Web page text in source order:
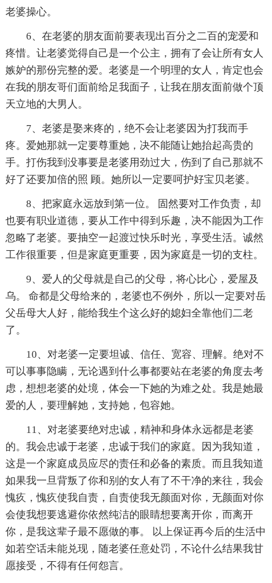
老婆操心。
6、在老婆的朋友面前要表现出百分之二百的宠爱和
疼惜。让老婆觉得自己是一个公主，拥有了会让所有女人
嫉妒的那份完整的爱。老婆是一个明理的女人，肯定也会
在我的朋友哥们面前给足我面子，让我在朋友面前做个顶
天立地的大男人。
7、老婆是娶来疼的，绝不会让老婆因为打我而手
疼。爱她那就一定要尊重她，决不能随让她抬起高贵的
手。打伤我到没事要是老婆用劲过大，伤到了自己那就不
好了还要加倍的照 顾。她所以一定要呵护好宝贝老婆。
8、把家庭永远放到第一位。 固然要对工作负责，却
也要有职业道德，要从工作中得到乐趣，决不能因为工作
忽略了老婆。要抽空一起渡过快乐时光，享受生活。诚然
工作很重要，但是家庭更重要，因为家庭是一切的支柱。
9、爱人的父母就是自己的父母，将心比心，爱屋及
乌。 命都是父母给来的，老婆也不例外，所以一定要对岳
父岳母大人好，能给我生个这么好的媳妇全靠他们二老
了。
10、对老婆一定要坦诚、信任、宽容、理解。绝对不
可以事事隐瞒，无论遇到什么事都要站在老婆的角度去考
虑，想想老婆的处境，体会一下她的为难之处。我是她最
爱的人，要理解她，支持她，包容她。
11、对老婆要绝对忠诚，精神和身体永远都是老婆
的。我会忠诚于老婆，忠诚于我们的家庭。因为我知道，
这是一个家庭成员应尽的责任和必备的素质。而且我知道
如果我一旦背叛了你和别的女人有了不干净的来往，我会
愧疚，愧疚使我自责，自责使我无颜面对你，无颜面对你
会使我想要逃避你依然纯洁的眼睛想要离开你，而离开
你，是我这辈子最不愿做的事。 以上保证再今后的生活中
如若空话未能兑现，随老婆任意处罚，不论什么结果我甘
愿接受，不得有任何怨言。